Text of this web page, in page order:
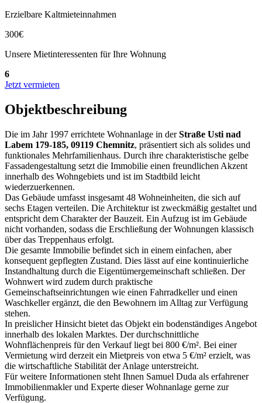
Erzielbare Kaltmieteinnahmen
300€
Unsere Mietinteressenten für Ihre Wohnung
6
Jetzt vermieten
Objektbeschreibung
Die im Jahr 1997 errichtete Wohnanlage in derStraße Usti nad
Labem 179-185, 09119 Chemnitz, präsentiert sich als solides und
funktionales Mehrfamilienhaus. Durch ihre charakteristische gelbe
Fassadengestaltung setzt die Immobilie einen freundlichen Akzent
innerhalb des Wohngebiets und ist im Stadtbild leicht
wiederzuerkennen.
Das Gebäude umfasst insgesamt 48 Wohneinheiten, die sich auf
sechs Etagen verteilen. Die Architektur ist zweckmäßig gestaltet und
entspricht dem Charakter der Bauzeit. Ein Aufzug ist im Gebäude
nicht vorhanden, sodass die Erschließung der Wohnungen klassisch
über das Treppenhaus erfolgt.
Die gesamte Immobilie befindet sich in einem einfachen, aber
konsequent gepflegten Zustand. Dies lässt auf eine kontinuierliche
Instandhaltung durch die Eigentümergemeinschaft schließen. Der
Wohnwert wird zudem durch praktische
Gemeinschaftseinrichtungen wie einen Fahrradkeller und einen
Waschkeller ergänzt, die den Bewohnern im Alltag zur Verfügung
stehen.
In preislicher Hinsicht bietet das Objekt ein bodenständiges Angebot
innerhalb des lokalen Marktes. Der durchschnittliche
Wohnflächenpreis für den Verkauf liegt bei 800 €/m². Bei einer
Vermietung wird derzeit ein Mietpreis von etwa 5 €/m² erzielt, was
die wirtschaftliche Stabilität der Anlage unterstreicht.
Für weitere Informationen steht Ihnen Samuel Duda als erfahrener
Immobilienmakler und Experte dieser Wohnanlage gerne zur
Verfügung.